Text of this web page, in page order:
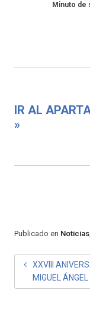
Minuto de
IR AL
»
Publicado en Noticias,
NAVEGACIÓN
DE
XXVIII
MIGUEL